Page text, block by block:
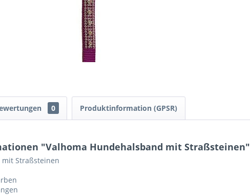
0 Produktinformation (GPSR)
"Valhoma Hundehalsband mit Straßsteinen"
Straßsteinen